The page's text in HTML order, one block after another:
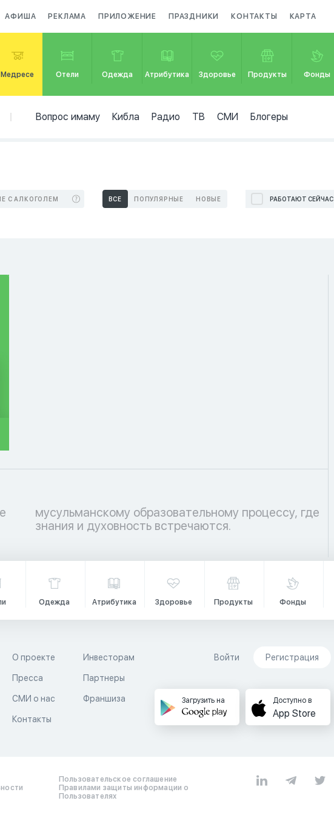
АФИША РЕКЛАМА ПРИЛОЖЕНИЕ ПРАЗДНИКИ КОНТАКТЫ КАРТА
Медресе Отели Одежда Атрибутика Здоровье Продукты Фонды
Вопрос имаму Кибла Радио ТВ СМИ Блогеры
С АЛКОГОЛЕМ ВСЕ ПОПУЛЯРНЫЕ НОВЫЕ РАБОТАЮТ СЕЙЧАС
знания и духовность встречаются.
Одежда Атрибутика Здоровье Продукты Фонды
О проекте
Пресса
СМИ о нас
Контакты
Инвесторам
Партнеры
Франшиза
Войти Регистрация
Загрузить на Доступно в
App Store
Пользовательское соглашение
Правилами защиты информации о
Пользователях